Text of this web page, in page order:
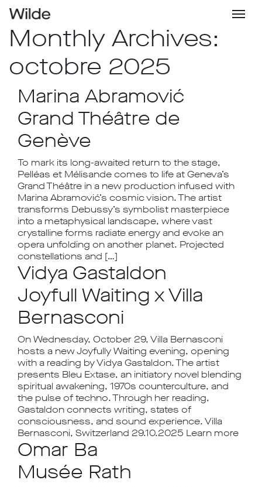
Monthly Archives:
octobre 2025
Marina Abramović
Grand Théâtre de
Genève
To mark its long-awaited return to the stage,
Pelléas et Mélisande comes to life at Geneva’s
Grand Théâtre in a new production infused with
Marina Abramović’s cosmic vision. The artist
transforms Debussy’s symbolist masterpiece
into a metaphysical landscape, where vast
crystalline forms radiate energy and evoke an
opera unfolding on another planet. Projected
constellations and […]
Vidya Gastaldon
Joyfull Waiting x Villa
Bernasconi
On Wednesday, October 29, Villa Bernasconi
hosts a new Joyfully Waiting evening, opening
with a reading by Vidya Gastaldon. The artist
presents Bleu Extase, an initiatory novel blending
spiritual awakening, 1970s counterculture, and
the pulse of techno. Through her reading,
Gastaldon connects writing, states of
consciousness, and sound experience. Villa
Bernasconi, Switzerland 29.10.2025 Learn more
Omar Ba
Musée Rath